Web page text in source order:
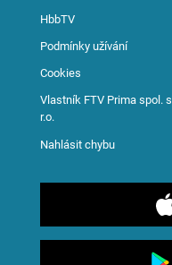
HbbTV
Podmínky užívání
Cookies
Vlastník FTV Prima spol. s
r.o.
Nahlásit chybu